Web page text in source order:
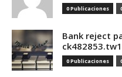
0 Publicaciones
Bank reject
0 Publicaciones